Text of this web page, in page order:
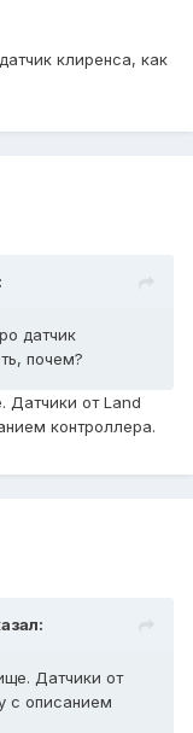
клиренса, как
датчик
почем?
Датчики от Land
контроллера.
Датчики от
с описанием